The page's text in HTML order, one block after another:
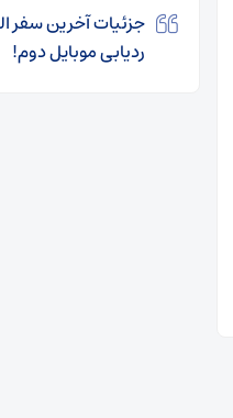
جزئیات آخرین سفر
ردیابی موبایل دوم!